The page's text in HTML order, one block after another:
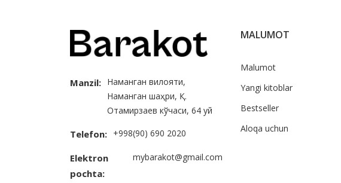
Manzil: Наманган вилояти,
Наманган шаҳри, Қ.
Отамирзаев кўчаси, 64 уй
Telefon: +998(90) 690 2020
Elektron
pochta:
mybarakot@gmail.com
MALUMOT
Malumot
Yangi kitoblar
Bestseller
Aloqa uchun